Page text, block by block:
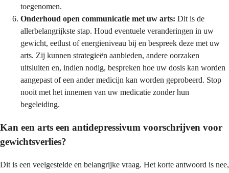
toegenomen.
Onderhoud open communicatie met uw arts: Dit is de
allerbelangrijkste stap. Houd eventuele veranderingen in uw
gewicht, eetlust of energieniveau bij en bespreek deze met uw
arts. Zij kunnen strategieën aanbieden, andere oorzaken
uitsluiten en, indien nodig, bespreken hoe uw dosis kan worden
aangepast of een ander medicijn kan worden geprobeerd. Stop
nooit met het innemen van uw medicatie zonder hun
begeleiding.
Kan een arts een antidepressivum voorschrijven voor
gewichtsverlies?
Dit is een veelgestelde en belangrijke vraag. Het korte antwoord is nee,